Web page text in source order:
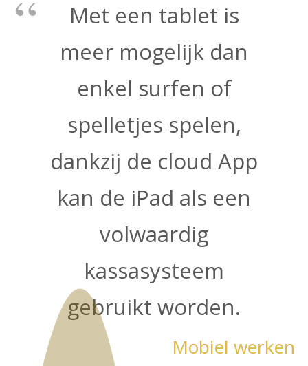
Met een tablet is
meer mogelijk dan
enkel surfen of
spelletjes spelen,
dankzij de cloud App
kan de iPad als een
volwaardig
kassasysteem
gebruikt worden.
Mobiel werken